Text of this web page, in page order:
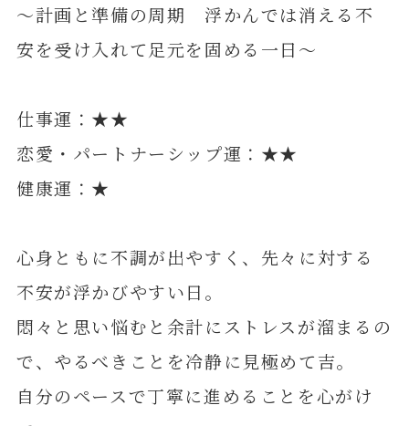
～計画と準備の周期 浮かんでは消える不
安を受け入れて足元を固める一日～
仕事運：★★
恋愛・パートナーシップ運：★★
健康運：★
心身ともに不調が出やすく、先々に対する
不安が浮かびやすい日。
悶々と思い悩むと余計にストレスが溜まるの
で、やるべきことを冷静に見極めて吉。
自分のペースで丁寧に進めることを心がけ